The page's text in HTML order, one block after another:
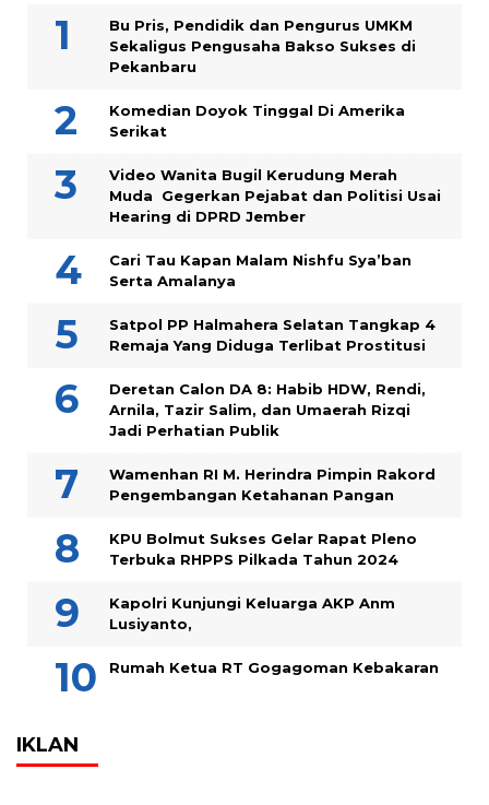
Bu Pris, Pendidik dan Pengurus UMKM
Sekaligus Pengusaha Bakso Sukses di
Pekanbaru
Komedian Doyok Tinggal Di Amerika
Serikat
Video Wanita Bugil Kerudung Merah
Muda Gegerkan Pejabat dan Politisi Usai
Hearing di DPRD Jember
Cari Tau Kapan Malam Nishfu Sya’ban
Serta Amalanya
Satpol PP Halmahera Selatan Tangkap 4
Remaja Yang Diduga Terlibat Prostitusi
Deretan Calon DA 8: Habib HDW, Rendi,
Arnila, Tazir Salim, dan Umaerah Rizqi
Jadi Perhatian Publik
Wamenhan RI M. Herindra Pimpin Rakord
Pengembangan Ketahanan Pangan
KPU Bolmut Sukses Gelar Rapat Pleno
Terbuka RHPPS Pilkada Tahun 2024
Kapolri Kunjungi Keluarga AKP Anm
Lusiyanto,
Rumah Ketua RT Gogagoman Kebakaran
IKLAN